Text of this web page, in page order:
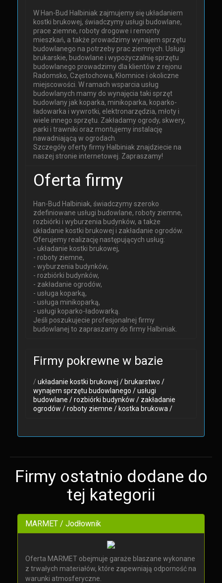
W Han-Bud Halbiniak zajmujemy się układaniem
kostki brukowej, świadczymy usługi budowlane,
prace ziemne, roboty drogowe i remonty
mieszkań, a także prowadzimy wynajem sprzętu
budowlanego na potrzeby prac ziemnych. Usługi
brukarskie, budowlane i wypożyczalnię sprzętu
budowlanego prowadzimy dla klientów z rejonu
Radomsko, Częstochowa, Kłomnice i okoliczne
miejscowości. W ramach wsparcia usług
budowlanych mamy do wynajęcia taki sprzęt
budowlany jak koparka, minikoparka, koparko-
ładowarka i wywrotki, elektronarzędzia, młoty i
wiele innego sprzętu. Zakładamy ogrody, skwery,
parki i trawniki oraz montujemy instalację
nawadniającą w ogrodach.
Szczegóły oferty firmy Halbiniak znajdziecie na
naszej stronie internetowej. Zapraszamy!
Oferta firmy
Han-Bud Halbiniak, świadczymy szeroko
zdefiniowane usługi budowlane, roboty ziemne,
rozbiórki i wyburzenia budynków, a także
układanie kostki brukowej i zakładanie ogrodów.
Oferujemy realizację następujących usług:
- układanie kostki brukowej,
- roboty ziemne,
- wyburzenia budynków,
- rozbiórki budynków,
- zakładanie ogrodów,
- usługa koparką,
- usługa minikoparką,
- usługi koparko-ładowarką.
Jeśli poszukujecie profesjonalnej firmy
budowlanej to zapraszamy do firmy Halbiniak.
Firmy pokrewne w bazie
/ układanie kostki brukowej / brukarstwo /
wynajem sprzętu budowlanego /usługi
budowlane /rozbiórki budynków / zakładanie
ogrodów /roboty ziemne / kostka brukowa /
Firmy ostatnio dodane do
tej kategorii
MARMET / Jodłownik
Oferta MARMET obejmuje garaże blaszane wykonane
z trwałych materiałów, które zapewniają odporność na
warunki atmosferyczne.